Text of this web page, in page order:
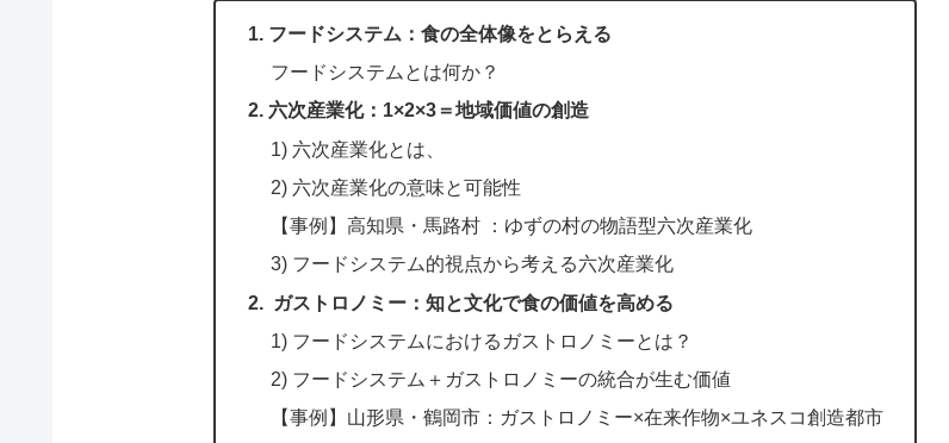
1. フードシステム：食の全体像をとらえる
フードシステムとは何か？
2. 六次産業化：1×2×3＝地域価値の創造
1) 六次産業化とは、
2) 六次産業化の意味と可能性
【事例】高知県・馬路村 ：ゆずの村の物語型六次産業化
3) フードシステム的視点から考える六次産業化
2. ガストロノミー：知と文化で食の価値を高める
1) フードシステムにおけるガストロノミーとは？
2) フードシステム＋ガストロノミーの統合が生む価値
【事例】山形県・鶴岡市：ガストロノミー×在来作物×ユネスコ創造都市